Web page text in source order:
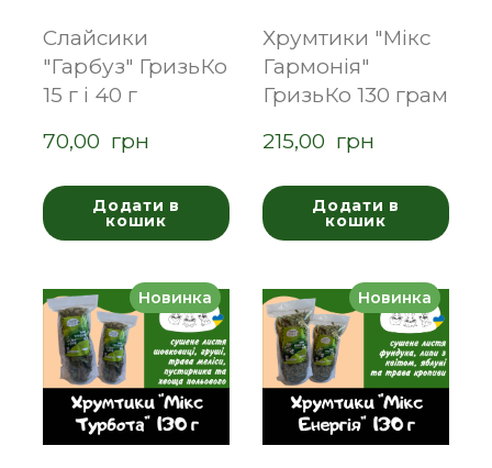
Слайсики
"Гарбуз" ГризьКо
15 г і 40 г
70,00  грн
Додати в
кошик
Хрумтики "Мікс
Гармонія"
ГризьКо 130 грам
215,00  грн
Додати в
кошик
Новинка Новинка